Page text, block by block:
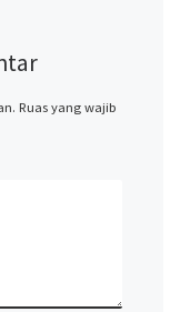
Ruas yang wajib